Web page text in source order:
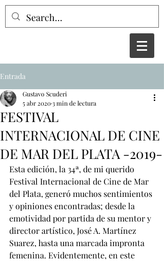
Entrada
FESTIVAL
INTERNACIONAL DE CINE
DE MAR DEL PLATA -2019-
Gustavo Scuderi
5 abr 20203 min de lectura
Esta edición, la 34ª, de mi querido
Festival Internacional de Cine de Mar
del Plata, generó muchos sentimientos
y opiniones encontradas; desde la
emotividad por partida de su mentor y
director artístico, José A. Martínez
Suarez, hasta una marcada impronta
femenina. Evidentemente, en este